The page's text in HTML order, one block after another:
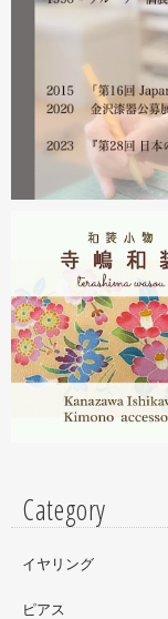
2023.02
2月21日から27日
沢・能登 美味と
者本人がおります
ださい。お待ちし
2月19日から23日
『第28回 日本の
2023.02
昨年初めからT-
細工のソフビフィ
す。広面積への螺
額品になりますが
はドラマに登場し
Category
イヤリング
ピアス